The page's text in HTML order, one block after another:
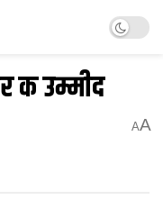
क उम्मीद
AA